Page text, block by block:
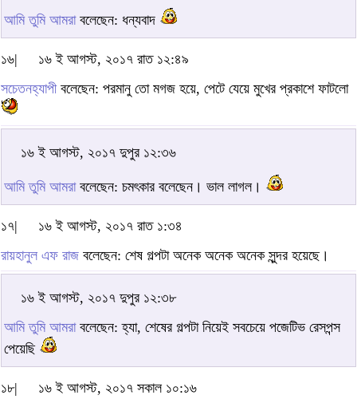
আমি তুমি আমরাবলেছেন: ধন্যবাদ
১৬|
১৬ ই আগস্ট, ২০১৭ রাত ১২:৪৯
সচেতনহ্যাপীবলেছেন: পরমানু তো মগজ হয়ে, পেটে যেয়ে মুখের প্রকাশে ফাটলো
১৬ ই আগস্ট, ২০১৭ দুপুর ১২:৩৬
আমি তুমি আমরাবলেছেন: চমৎকার বলেছেন। ভাল লাগল।
১৭|
১৬ ই আগস্ট, ২০১৭ রাত ১:৩৪
রায়হানুল এফ রাজ বলেছেন: শেষ গল্পটা অনেক অনেক অনেক সুন্দর হয়েছে।
১৬ ই আগস্ট, ২০১৭ দুপুর ১২:৩৮
আমি তুমি আমরাবলেছেন: হ্যা, শেষের গল্পটা নিয়েই সবচেয়ে পজেটিভ রেসপন্স
পেয়েছি
১৮|
১৬ ই আগস্ট, ২০১৭ সকাল ১০:১৬